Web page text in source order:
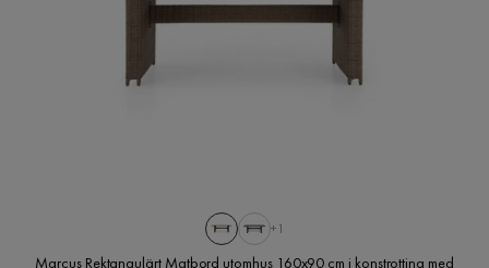
+1
Marcus Rektangulärt Matbord utomhus 160x90 cm i konstrotting med